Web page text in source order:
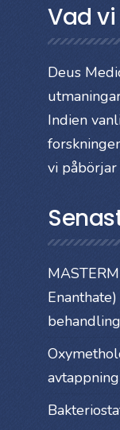
Vad
Deus
Indien
vi
avtappning